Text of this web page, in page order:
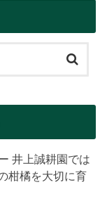
井上誠耕園では
柑橘を大切に育